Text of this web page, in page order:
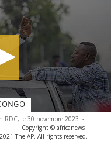
RDC, le 30 novembre 2023 -
Copyright © africanews
The AP. All rights reserved.